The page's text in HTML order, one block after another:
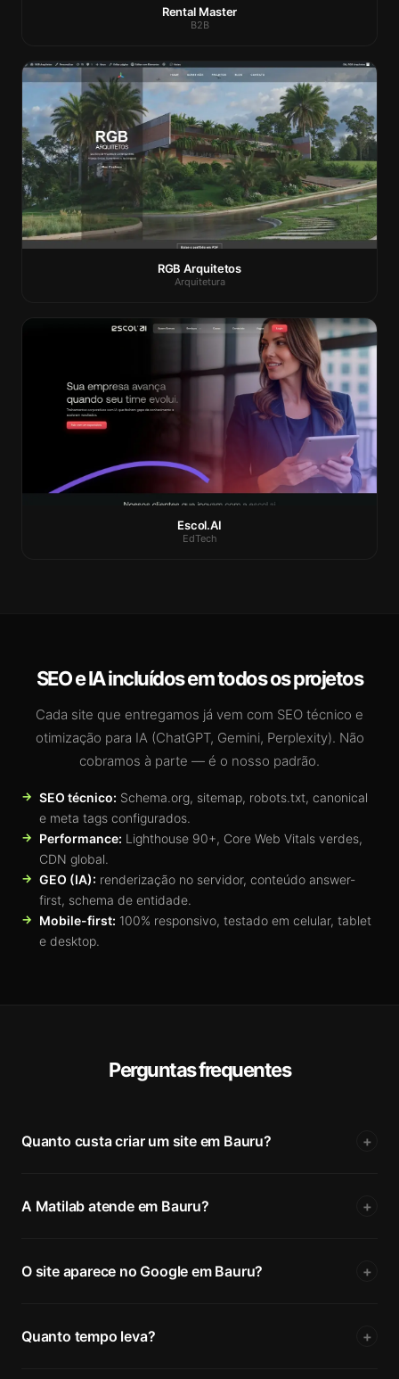
Rental Master
B2B
RGB Arquitetos
Arquitetura
Escol.AI
EdTech
SEO e IA incluídos em todos os projetos
Cada site que entregamos já vem com SEO técnico e
otimização para IA (ChatGPT, Gemini, Perplexity). Não
cobramos à parte — é o nosso padrão.
SEO técnico: Schema.org, sitemap, robots.txt, canonical
e meta tags configurados.
Performance: Lighthouse 90+, Core Web Vitals verdes,
CDN global.
GEO (IA): renderização no servidor, conteúdo answer-
first, schema de entidade.
Mobile-first: 100% responsivo, testado em celular, tablet
e desktop.
Perguntas frequentes
Quanto custa criar um site em Bauru? +
A Matilab atende em Bauru? +
O site aparece no Google em Bauru? +
Quanto tempo leva? +